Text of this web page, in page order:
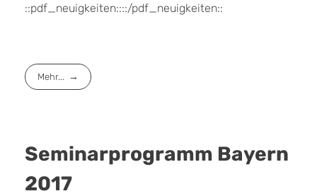
::pdf_neuigkeiten::::/pdf_neuigkeiten::
Mehr...
Seminarprogramm Bayern
2017